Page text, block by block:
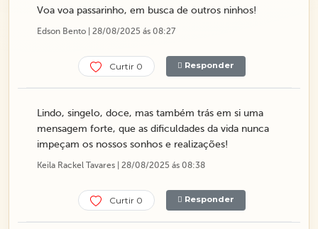
Voa voa passarinho, em busca de outros ninhos!
Edson Bento | 28/08/2025 ás 08:27
Curtir 0 Responder
Lindo, singelo, doce, mas também trás em si uma
mensagem forte, que as dificuldades da vida nunca
impeçam os nossos sonhos e realizações!
Keila Rackel Tavares | 28/08/2025 ás 08:38
Curtir 0 Responder